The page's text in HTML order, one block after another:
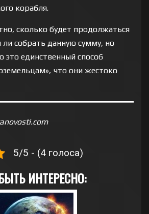
корабля.
сколько будет продолжаться
ли собрать данную сумму, но
это единственный способ
что они жестоко
5/5 - (4 голоса)
ИНТЕРЕСНО: